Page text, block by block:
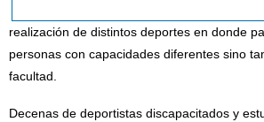
realización de distintos deportes en donde
personas con capacidades diferentes sino
facultad.
Decenas de deportistas discapacitados y